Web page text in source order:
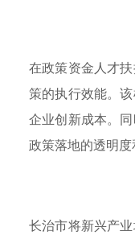
在政策资金人才
策的执行效能。
企业创新成本。
政策落地的透明
长治市将新兴产